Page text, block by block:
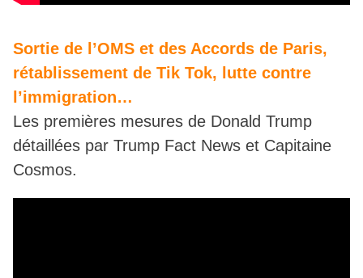
Sortie de l’OMS et des Accords de Paris,
rétablissement de Tik Tok, lutte contre
l’immigration…
Les premières mesures de Donald Trump
détaillées par Trump Fact News et Capitaine
Cosmos.